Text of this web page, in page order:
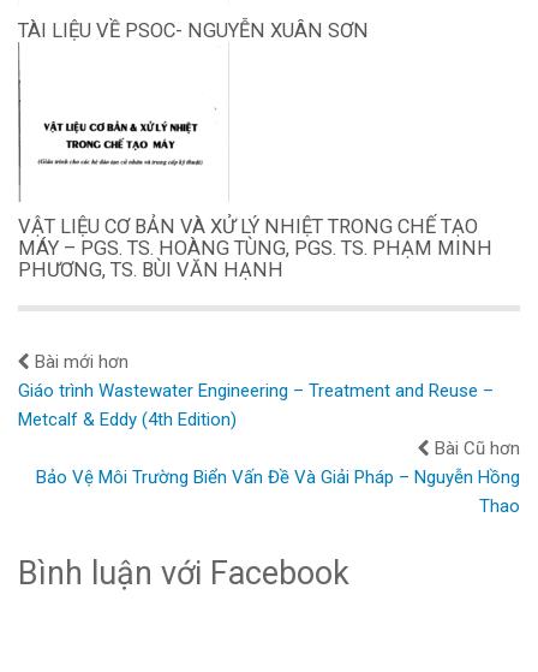
TÀI LIỆU VỀ PSOC- NGUYỄN XUÂN SƠN
VẬT LIỆU CƠ BẢN VÀ XỬ LÝ NHIỆT TRONG CHẾ TẠO
MÁY – PGS. TS. HOÀNG TÙNG, PGS. TS. PHẠM MINH
PHƯƠNG, TS. BÙI VĂN HẠNH
Bài mới hơn
Giáo trình Wastewater Engineering – Treatment and Reuse –
Metcalf & Eddy (4th Edition)
Bài Cũ hơn
Bảo Vệ Môi Trường Biển Vấn Đề Và Giải Pháp – Nguyễn Hồng
Thao
Bình luận với Facebook